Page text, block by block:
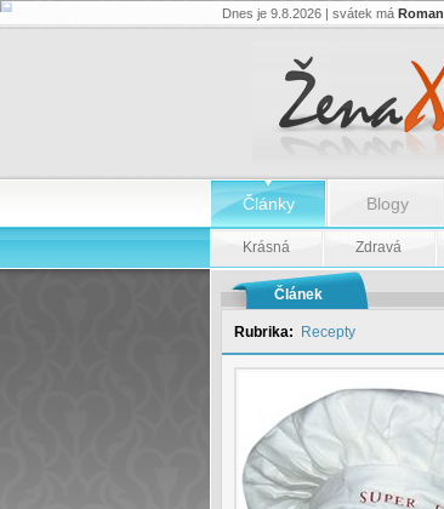
Recept:
salát
Dnes je 9.8.2026 | svátek má Roman
Články Blogy
Krásná Zdravá
Článek
Rubrika: Recepty